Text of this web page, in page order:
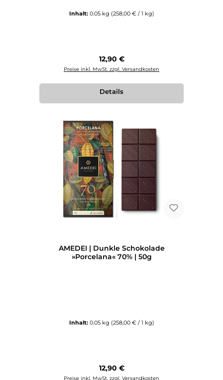
Inhalt: 0.05 kg (258,00 € / 1 kg)
Regulärer Preis:
12,90 €
Preise inkl. MwSt. zzgl. Versandkosten
Details
AMEDEI | Dunkle Schokolade
»Porcelana« 70% | 50g
Inhalt: 0.05 kg (258,00 € / 1 kg)
Regulärer Preis:
12,90 €
Preise inkl. MwSt. zzgl. Versandkosten